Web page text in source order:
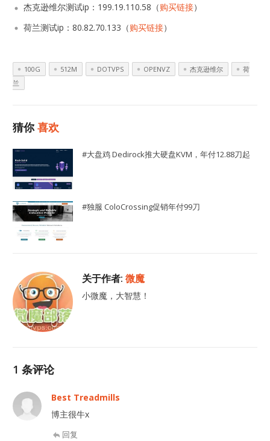
杰克逊维尔测试ip：199.19.110.58（购买链接）
荷兰测试ip：80.82.70.133（购买链接）
100G 512M DOTVPS OPENVZ 杰克逊维尔
荷
兰
猜你喜欢
#大盘鸡 Dedirock推大硬盘KVM，年付12.88刀起
#独服 ColoCrossing促销年付99刀
关于作者:微魔
小微魔，大智慧！
1 条评论
Best Treadmills
博主很牛x
回复